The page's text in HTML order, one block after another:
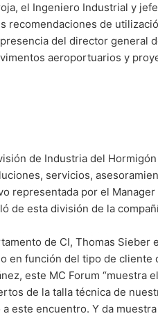
el Ingeniero Industrial y
recomendaciones de
del director general
aeroportuarios y
de Industria del
servicios,
representada por el
de esta división de la
de CI, Thomas Sieber
en función del tipo de cliente
este MC Forum “muestra
de la talla técnica de
este encuentro. Y da